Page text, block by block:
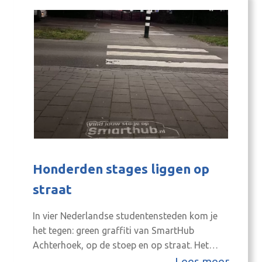
Honderden stages liggen op
straat
In vier Nederlandse studentensteden kom je
het tegen: green graffiti van SmartHub
Achterhoek, op de stoep en op straat. Het
wijst studenten op de vele uiteenlopende